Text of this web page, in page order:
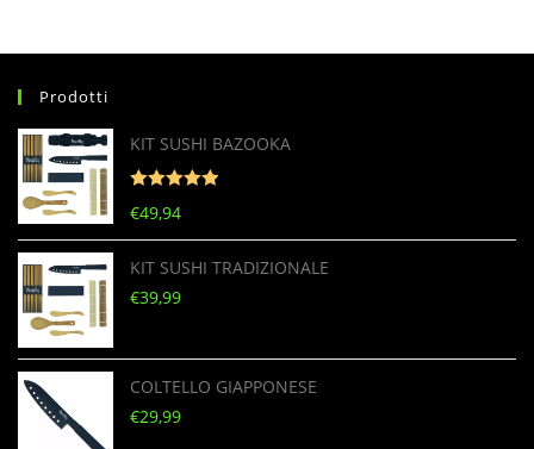
Prodotti
KIT SUSHI BAZOOKA
€49,94
KIT SUSHI TRADIZIONALE
€39,99
COLTELLO GIAPPONESE
€29,99